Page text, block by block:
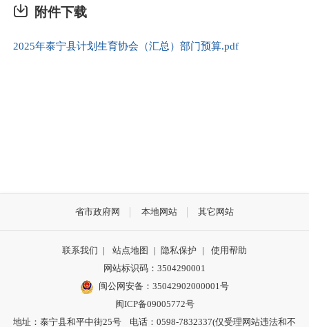
附件下载
2025年泰宁县计划生育协会（汇总）部门预算.pdf
省市政府网 本地网站 其它网站
联系我们 | 站点地图 | 隐私保护 |
使用帮助
网站标识码：3504290001
闽公网安备：35042902000001号
闽ICP备09005772号
地址：泰宁县和平中街25号 电话：0598-7832337(仅受理网站违法和不